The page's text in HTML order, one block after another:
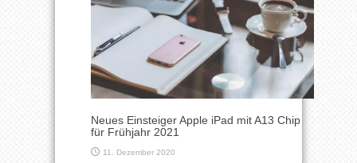
Neues Einsteiger Apple iPad mit A13 Chip
für Frühjahr 2021
11. Dezember 2020